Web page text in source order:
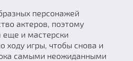
персонажей
актеров, поэтому
еще и мастерски
ходу игры, чтобы снова и
самыми неожиданными